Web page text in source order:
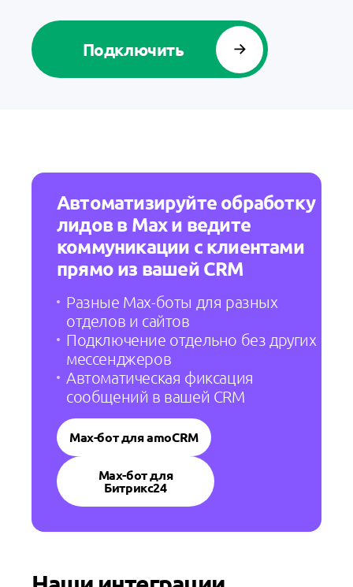
Подключить
Автоматизируйте обработку
лидов в Max и ведите
коммуникации с клиентами
прямо из вашей CRM
Разные Max-боты для разных
отделов и сайтов
Подключение отдельно без других
мессенджеров
Автоматическая фиксация
сообщений в вашей CRM
Max-бот для amoCRM
Max-бот для
Битрикс24